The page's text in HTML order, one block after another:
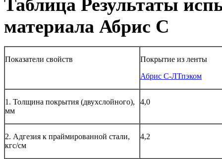
Таблица Результаты
материала Абрис С
Показатели свойств
Покрытие из ленты
Абрис С-ЛТпэком
1. Толщина покрытия (двухслойного),
мм
4,0
2. Адгезия к праймированной стали,
кгс/см
4,2